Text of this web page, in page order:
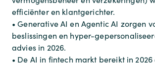
efficiënter en klantgerichter.
• Generative AI en Agentic AI zorgen
beslissingen en hyper-
advies in 2026.
• De AI in fintech markt bereikt in